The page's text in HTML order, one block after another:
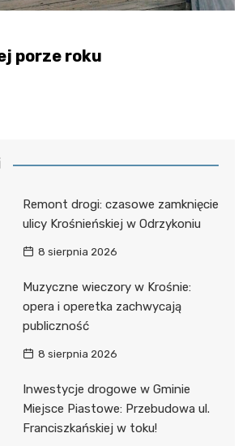
porze roku
Remont drogi: czasowe zamknięcie
ulicy Krośnieńskiej w Odrzykoniu
8 sierpnia 2026
Muzyczne wieczory w Krośnie:
opera i operetka zachwycają
publiczność
8 sierpnia 2026
Inwestycje drogowe w Gminie
Miejsce Piastowe: Przebudowa ul.
Franciszkańskiej w toku!